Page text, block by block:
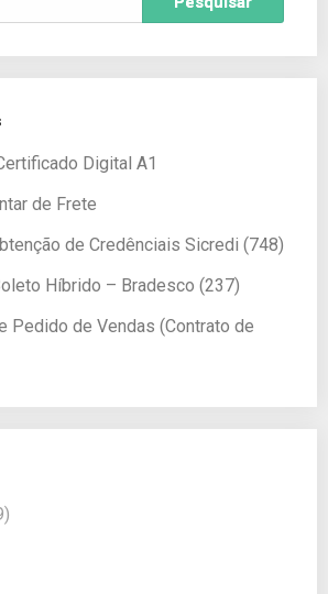
Digital A1
de Frete
de Credênciais Sicredi (748)
Híbrido – Bradesco (237)
Pedido de Vendas (Contrato de